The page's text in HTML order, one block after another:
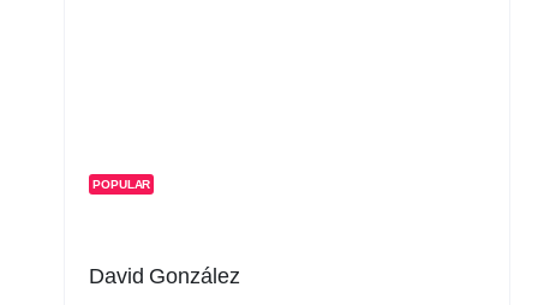
POPULAR
David González